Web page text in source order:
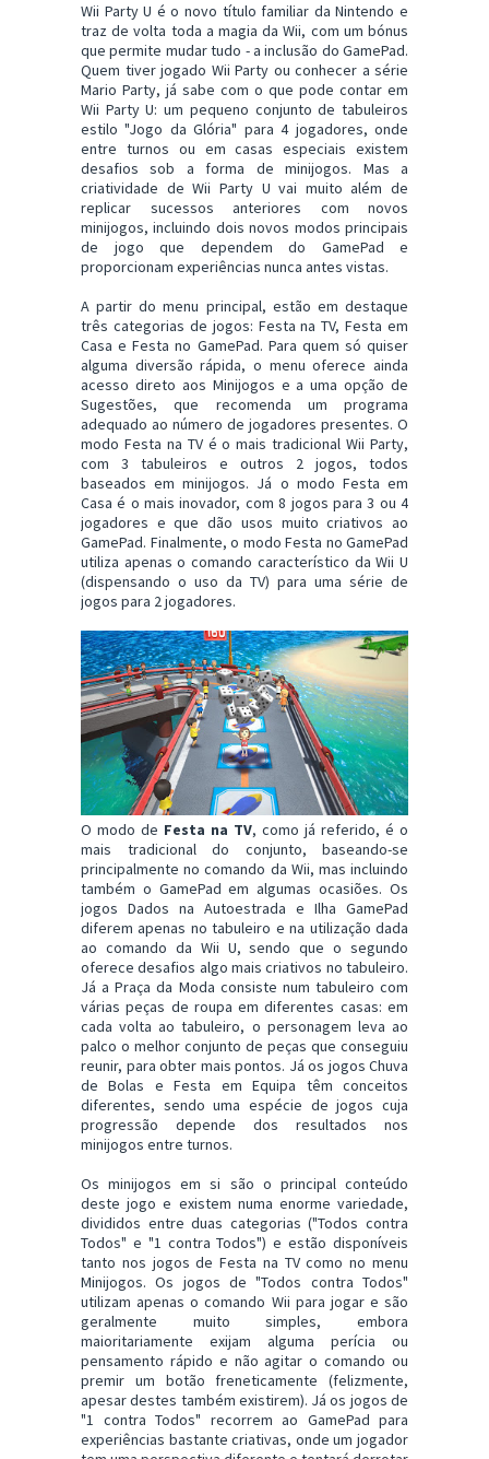
Wii Party U é o novo título familiar da Nintendo e
traz de volta toda a magia da Wii, com um bónus
que permite mudar tudo - a inclusão do GamePad.
Quem tiver jogado Wii Party ou conhecer a série
Mario Party, já sabe com o que pode contar em
Wii Party U: um pequeno conjunto de tabuleiros
estilo "Jogo da Glória" para 4 jogadores, onde
entre turnos ou em casas especiais existem
desafios sob a forma de minijogos. Mas a
criatividade de Wii Party U vai muito além de
replicar sucessos anteriores com novos
minijogos, incluindo dois novos modos principais
de jogo que dependem do GamePad e
proporcionam experiências nunca antes vistas.
A partir do menu principal, estão em destaque
três categorias de jogos: Festa na TV, Festa em
Casa e Festa no GamePad. Para quem só quiser
alguma diversão rápida, o menu oferece ainda
acesso direto aos Minijogos e a uma opção de
Sugestões, que recomenda um programa
adequado ao número de jogadores presentes. O
modo Festa na TV é o mais tradicional Wii Party,
com 3 tabuleiros e outros 2 jogos, todos
baseados em minijogos. Já o modo Festa em
Casa é o mais inovador, com 8 jogos para 3 ou 4
jogadores e que dão usos muito criativos ao
GamePad. Finalmente, o modo Festa no GamePad
utiliza apenas o comando característico da Wii U
(dispensando o uso da TV) para uma série de
jogos para 2 jogadores.
O modo de Festa na TV, como já referido, é o
mais tradicional do conjunto, baseando-se
principalmente no comando da Wii, mas incluindo
também o GamePad em algumas ocasiões. Os
jogos Dados na Autoestrada e Ilha GamePad
diferem apenas no tabuleiro e na utilização dada
ao comando da Wii U, sendo que o segundo
oferece desafios algo mais criativos no tabuleiro.
Já a Praça da Moda consiste num tabuleiro com
várias peças de roupa em diferentes casas: em
cada volta ao tabuleiro, o personagem leva ao
palco o melhor conjunto de peças que conseguiu
reunir, para obter mais pontos. Já os jogos Chuva
de Bolas e Festa em Equipa têm conceitos
diferentes, sendo uma espécie de jogos cuja
progressão depende dos resultados nos
minijogos entre turnos.
Os minijogos em si são o principal conteúdo
deste jogo e existem numa enorme variedade,
divididos entre duas categorias ("Todos contra
Todos" e "1 contra Todos") e estão disponíveis
tanto nos jogos de Festa na TV como no menu
Minijogos. Os jogos de "Todos contra Todos"
utilizam apenas o comando Wii para jogar e são
geralmente muito simples, embora
maioritariamente exijam alguma perícia ou
pensamento rápido e não agitar o comando ou
premir um botão freneticamente (felizmente,
apesar destes também existirem). Já os jogos de
"1 contra Todos" recorrem ao GamePad para
experiências bastante criativas, onde um jogador